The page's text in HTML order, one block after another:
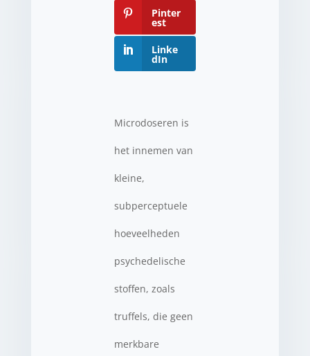
Pinter
est
Linke
dIn
Microdoseren is
het innemen van
kleine,
subperceptuele
hoeveelheden
psychedelische
stoffen, zoals
truffels, die geen
merkbare